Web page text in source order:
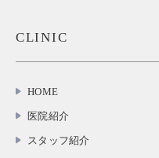
CLINIC
HOME
医院紹介
スタッフ紹介